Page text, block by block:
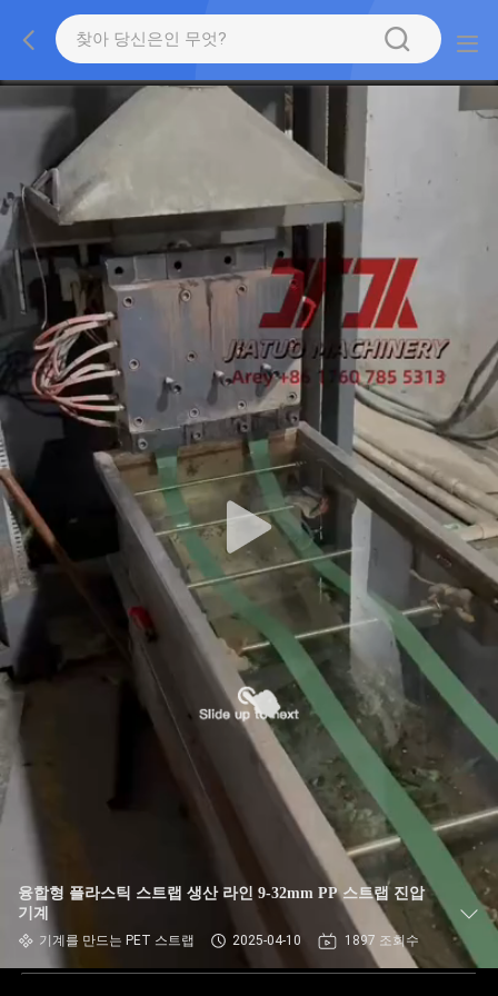
융합형 플라스틱 스트랩 생산 라인 9-32mm PP 스트랩 진압
기계
기계를 만드는 PET 스트랩 2025-04-10 1897 조회수